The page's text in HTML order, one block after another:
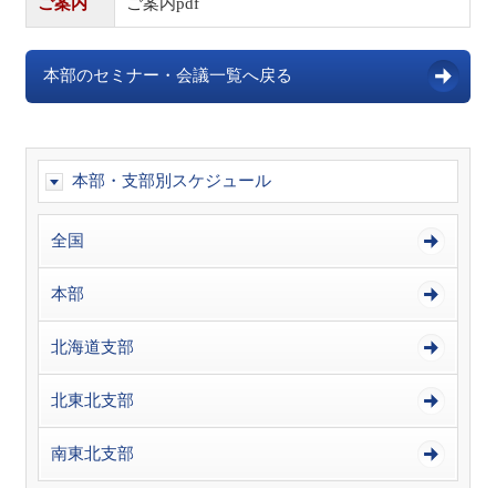
本部のセミナー・会議一覧へ戻る
本部・支部別スケジュール
全国
本部
北海道支部
北東北支部
南東北支部